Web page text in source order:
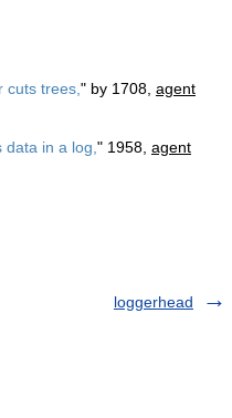
cuts trees, " by 1708, agent
in a log, " 1958, agent
loggerhead